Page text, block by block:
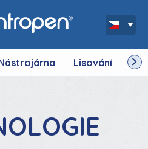
Lisování